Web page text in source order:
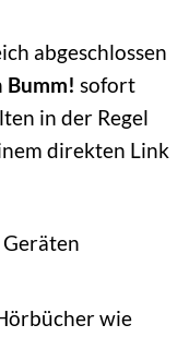
abgeschlossen
Bumm! sofort
in der Regel
direkten Link
wie